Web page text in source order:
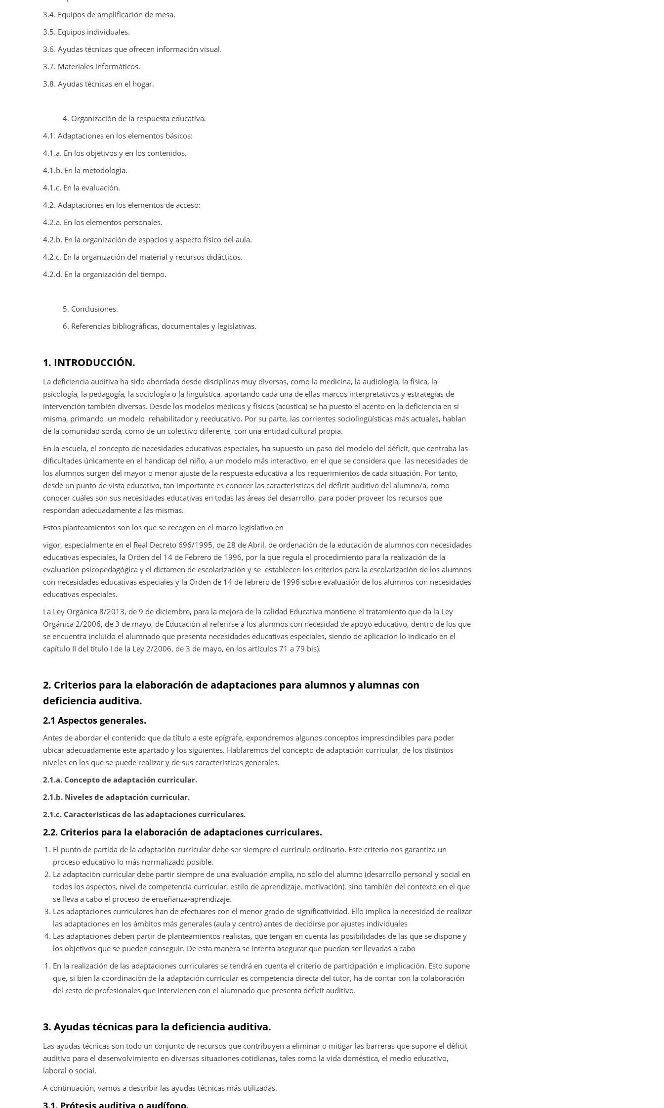
3.4. Equipos de amplificación de mesa.
3.5. Equipos individuales.
3.6. Ayudas técnicas que ofrecen información visual.
3.7. Materiales informáticos.
3.8. Ayudas técnicas en el hogar.
4. Organización de la respuesta educativa.
4.1. Adaptaciones en los elementos básicos:
4.1.a. En los objetivos y en los contenidos.
4.1.b. En la metodología.
4.1.c. En la evaluación.
4.2. Adaptaciones en los elementos de acceso:
4.2.a. En los elementos personales.
4.2.b. En la organización de espacios y aspecto físico del aula.
4.2.c. En la organización del material y recursos didácticos.
4.2.d. En la organización del tiempo.
5. Conclusiones.
6. Referencias bibliográficas, documentales y legislativas.
1. INTRODUCCIÓN.
La deficiencia auditiva ha sido abordada desde disciplinas muy diversas, como la medicina, la audiología, la física, la
psicología, la pedagogía, la sociología o la lingüística, aportando cada una de ellas marcos interpretativos y estrategias de
intervención también diversas. Desde los modelos médicos y físicos (acústica) se ha puesto el acento en la deficiencia en sí
misma, primando un modelo rehabilitador y reeducativo. Por su parte, las corrientes sociolingüísticas más actuales, hablan
de la comunidad sorda, como de un colectivo diferente, con una entidad cultural propia.
En la escuela, el concepto de necesidades educativas especiales, ha supuesto un paso del modelo del déficit, que centraba las
dificultades únicamente en el handicap del niño, a un modelo más interactivo, en el que se considera que las necesidades de
los alumnos surgen del mayor o menor ajuste de la respuesta educativa a los requerimientos de cada situación. Por tanto,
desde un punto de vista educativo, tan importante es conocer las características del déficit auditivo del alumno/a, como
conocer cuáles son sus necesidades educativas en todas las áreas del desarrollo, para poder proveer los recursos que
respondan adecuadamente a las mismas.
Estos planteamientos son los que se recogen en el marco legislativo en
vigor, especialmente en el Real Decreto 696/1995, de 28 de Abril, de ordenación de la educación de alumnos con necesidades
educativas especiales, la Orden del 14 de Febrero de 1996, por la que regula el procedimiento para la realización de la
evaluación psicopedagógica y el dictamen de escolarización y se establecen los criterios para la escolarización de los alumnos
con necesidades educativas especiales y la Orden de 14 de febrero de 1996 sobre evaluación de los alumnos con necesidades
educativas especiales.
La Ley Orgánica 8/2013, de 9 de diciembre, para la mejora de la calidad Educativa mantiene el tratamiento que da la Ley
Orgánica 2/2006, de 3 de mayo, de Educación al referirse a los alumnos con necesidad de apoyo educativo, dentro de los que
se encuentra incluido el alumnado que presenta necesidades educativas especiales, siendo de aplicación lo indicado en el
capítulo II del título I de la Ley 2/2006, de 3 de mayo, en los artículos 71 a 79 bis).
2. Criterios para la elaboración de adaptaciones para alumnos y alumnas con
deficiencia auditiva.
2.1 Aspectos generales.
Antes de abordar el contenido que da título a este epígrafe, expondremos algunos conceptos imprescindibles para poder
ubicar adecuadamente este apartado y los siguientes. Hablaremos del concepto de adaptación curricular, de los distintos
niveles en los que se puede realizar y de sus características generales.
2.1.a. Concepto de adaptación curricular.
2.1.b. Niveles de adaptación curricular.
2.1.c. Características de las adaptaciones curriculares.
2.2. Criterios para la elaboración de adaptaciones curriculares.
El punto de partida de la adaptación curricular debe ser siempre el currículo ordinario. Este criterio nos garantiza un
proceso educativo lo más normalizado posible.
La adaptación curricular debe partir siempre de una evaluación amplia, no sólo del alumno (desarrollo personal y social en
todos los aspectos, nivel de competencia curricular, estilo de aprendizaje, motivación), sino también del contexto en el que
se lleva a cabo el proceso de enseñanza-aprendizaje.
Las adaptaciones curriculares han de efectuares con el menor grado de significatividad. Ello implica la necesidad de realizar
las adaptaciones en los ámbitos más generales (aula y centro) antes de decidirse por ajustes individuales
Las adaptaciones deben partir de planteamientos realistas, que tengan en cuenta las posibilidades de las que se dispone y
los objetivos que se pueden conseguir. De esta manera se intenta asegurar que puedan ser llevadas a cabo
En la realización de las adaptaciones curriculares se tendrá en cuenta el criterio de participación e implicación. Esto supone
que, si bien la coordinación de la adaptación curricular es competencia directa del tutor, ha de contar con la colaboración
del resto de profesionales que intervienen con el alumnado que presenta déficit auditivo.
3. Ayudas técnicas para la deficiencia auditiva.
Las ayudas técnicas son todo un conjunto de recursos que contribuyen a eliminar o mitigar las barreras que supone el déficit
auditivo para el desenvolvimiento en diversas situaciones cotidianas, tales como la vida doméstica, el medio educativo,
laboral o social.
A continuación, vamos a describir las ayudas técnicas más utilizadas.
3.1. Prótesis auditiva o audífono.